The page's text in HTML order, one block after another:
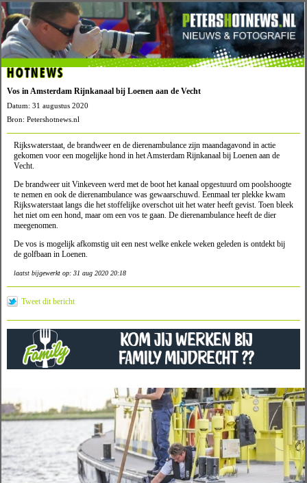
HOTNEWS
Vos in Amsterdam Rijnkanaal bij Loenen aan de Vecht
Datum: 31 augustus 2020
Bron: Petershotnews.nl
Rijkswaterstaat, de brandweer en de dierenambulance zijn maandagavond in actie
gekomen voor een mogelijke hond in het Amsterdam Rijnkanaal bij Loenen aan de
Vecht.
De brandweer uit Vinkeveen werd met de boot het kanaal opgestuurd om poolshoogte
te nemen en ook de dierenambulance was gewaarschuwd. Eenmaal ter plekke kwam
Rijkswaterstaat langs die het stoffelijke overschot uit het water heeft gevist. Toen bleek
het niet om een hond, maar om een vos te gaan. De dierenambulance heeft de dier
meegenomen.
De vos is mogelijk afkomstig uit een nest welke enkele weken geleden is ontdekt bij
de golfbaan in Loenen.
laatst bijgewerkt op: 31 aug 2020 20:18
Tweet dit bericht